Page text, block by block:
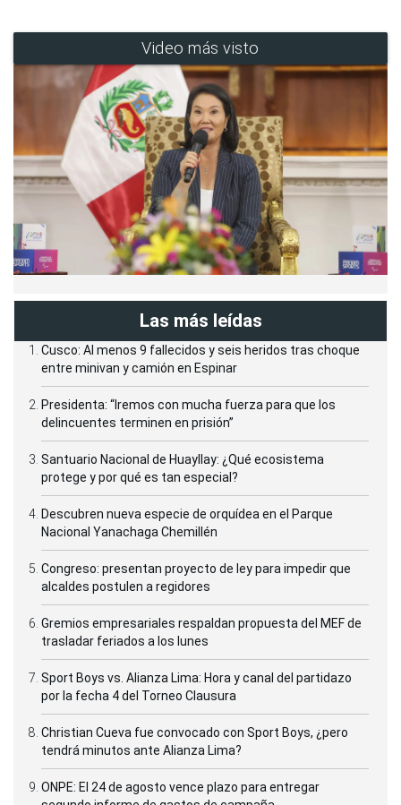
Video más visto
Las más leídas
Cusco: Al menos 9 fallecidos y seis heridos tras choque
entre minivan y camión en Espinar
Presidenta: “Iremos con mucha fuerza para que los
delincuentes terminen en prisión”
Santuario Nacional de Huayllay: ¿Qué ecosistema
protege y por qué es tan especial?
Descubren nueva especie de orquídea en el Parque
Nacional Yanachaga Chemillén
Congreso: presentan proyecto de ley para impedir que
alcaldes postulen a regidores
Gremios empresariales respaldan propuesta del MEF de
trasladar feriados a los lunes
Sport Boys vs. Alianza Lima: Hora y canal del partidazo
por la fecha 4 del Torneo Clausura
Christian Cueva fue convocado con Sport Boys, ¿pero
tendrá minutos ante Alianza Lima?
ONPE: El 24 de agosto vence plazo para entregar